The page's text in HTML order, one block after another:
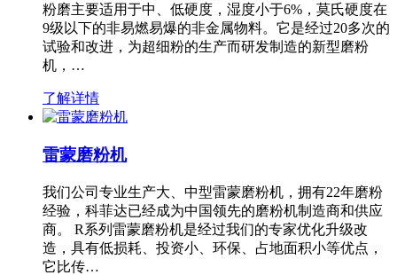
粉磨主要适用于中、低硬度，湿度小于6%，莫氏硬度在
9级以下的非易燃易爆的非金属物料。它是经过20多次的
试验和改进，为超细粉的生产而研发制造的新型磨粉
机，…
了解详情
雷蒙磨粉机
我们公司专业生产大、中型雷蒙磨粉机，拥有22年磨粉
经验，科菲达已经成为中国领先的磨粉机制造商和供应
商。 R系列雷蒙磨粉机是经过我们的专家优化升级改
造，具有低损耗、投资小、环保、占地面积小等优点，
它比传…